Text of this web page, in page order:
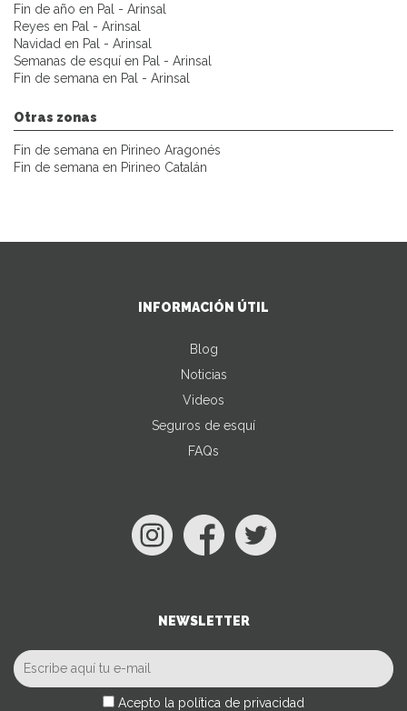
Fin de año en Pal - Arinsal
Reyes en Pal - Arinsal
Navidad en Pal - Arinsal
Semanas de esquí en Pal - Arinsal
Fin de semana en Pal - Arinsal
Otras zonas
Fin de semana en Pirineo Aragonés
Fin de semana en Pirineo Catalán
INFORMACIÓN ÚTIL
Blog
Noticias
Videos
Seguros de esquí
FAQs
NEWSLETTER
Acepto la política de privacidad